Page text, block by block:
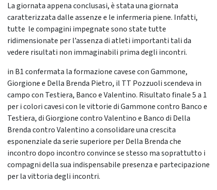
La giornata appena conclusasi, è stata una giornata
caratterizzata dalle assenze e le infermeria piene. Infatti,
tutte le compagini impegnate sono state tutte
ridimensionate per l’assenza di atleti importanti tali da
vedere risultati non immaginabili prima degli incontri.
in B1 confermata la formazione cavese con Gammone,
Giorgione e Della Brenda Pietro, il TT Pozzuoli scendeva in
campo con Testiera, Banco e Valentino. Risultato finale 5 a 1
per i colori cavesi con le vittorie di Gammone contro Banco e
Testiera, di Giorgione contro Valentino e Banco di Della
Brenda contro Valentino a consolidare una crescita
esponenziale da serie superiore per Della Brenda che
incontro dopo incontro convince se stesso ma soprattutto i
compagni della sua indispensabile presenza e partecipazione
per la vittoria degli incontri.